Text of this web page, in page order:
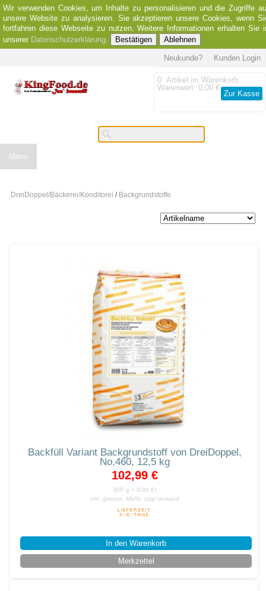
Wir verwenden Cookies, um Inhalte zu personalisieren und die Zugriffe
unsere Website zu analysieren. Sie akzeptieren unsere Cookies, wenn
fortfahren diese Webseite zu nutzen. Weitere Informationen erhalten Sie
unserer Datenschutzerklärung. Bestätigen Ablehnen
Kunden Login
Neukunde?
0 Artikel im Warenkorb
Warenwert: 0,00 €
Zur Kasse
Menu
DreiDoppel/Bäckerei/Konditorei / Backgrundstoffe
Backfüll Variant Backgrundstoff von DreiDoppel,
No.460, 12,5 kg
102,99 €
(GP g = 0,00 €)
inkl. gesetzl. MwSt.
zzgl.Versand
In den Warenkorb
Merkzettel